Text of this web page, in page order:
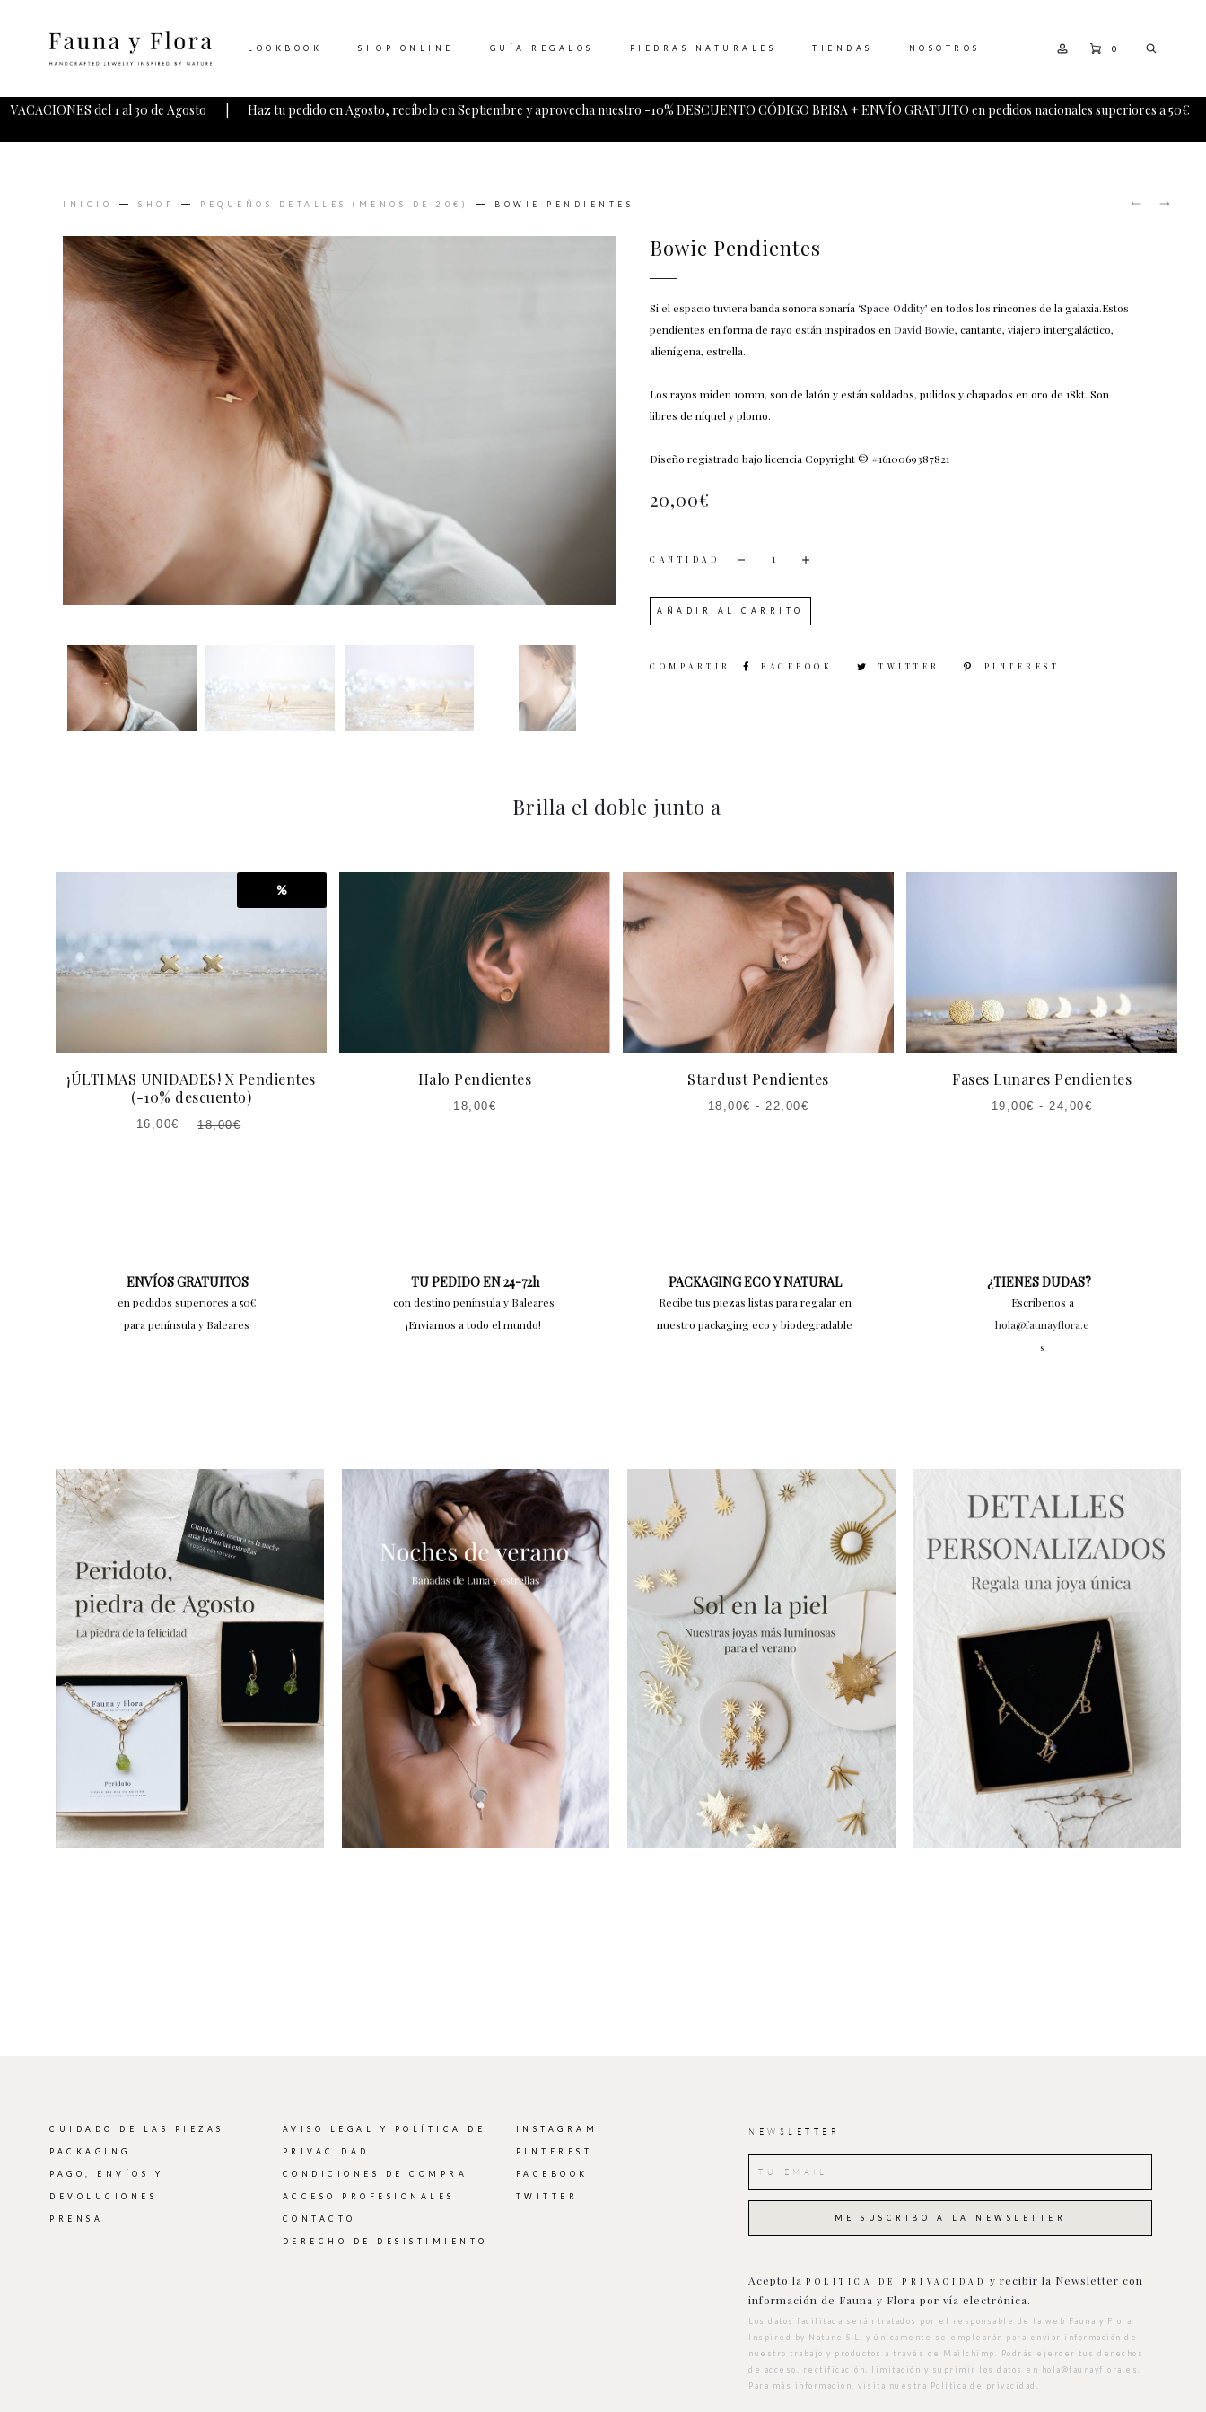
VACACIONES del 1 al 30 de Agosto | Haz tu pedido en Agosto, recíbelo en Septiembre y aprovecha nuestro -10% DESCUENTO CÓDIGO BRISA + ENVÍO GRATUITO en pedidos nacionales superiores a 50€
LOOKBOOK SHOP ONLINE GUÍA REGALOS PIEDRAS NATURALES TIENDAS NOSOTROS 0
INICIO SHOP PEQUEÑOS DETALLES (MENOS DE 20€) BOWIE PENDIENTES
Bowie Pendientes
Si el espacio tuviera banda sonora sonaría ‘Space Oddity’ en todos los rincones de la galaxia.Estos
pendientes en forma de rayo están inspirados en David Bowie, cantante, viajero intergaláctico,
alienígena, estrella.
Los rayos miden 10mm, son de latón y están soldados, pulidos y chapados en oro de 18kt. Son
libres de níquel y plomo.
Diseño registrado bajo licencia Copyright © #1610069387821
20,00€
AÑADIR AL CARRITO
SHARE
FACEBOOK TWITTER PINTEREST
Brilla el doble junto a
%
¡ÚLTIMAS UNIDADES! X Pendientes
(-10% descuento)
18,00€
EL
16,00€
Halo Pendientes
18,00€
Stardust Pendientes
18,00€ -22,00€
Fases Lunares Pendientes
19,00€ -24,00€
ENVÍOS GRATUITOS
en pedidos superiores a 50€
para península y Baleares
TU PEDIDO EN 24-72h
con destino península y Baleares
¡Enviamos a todo el mundo!
PACKAGING ECO Y NATURAL
Recibe tus piezas listas para regalar en
nuestro packaging eco y biodegradable
¿TIENES DUDAS?
Escríbenos a
hola@faunayflora.e
s
CUIDADO DE LAS PIEZAS
PACKAGING
PAGO, ENVÍOS Y
DEVOLUCIONES
PRENSA
AVISO LEGAL Y POLÍTICA DE
PRIVACIDAD
CONDICIONES DE COMPRA
ACCESO PROFESIONALES
CONTACTO
DERECHO DE DESISTIMIENTO
INSTAGRAM
PINTEREST
FACEBOOK
TWITTER
NEWSLETTER
Acepto laPOLÍTICA DE PRIVACIDAD
y recibir la Newsletter con
información de Fauna y Flora por vía electrónica.
Los datos facilitada serán tratados por el responsable de la web Fauna y Flora
Inspired by Nature S.L. y únicamente se emplearán para enviar información de
nuestro trabajo y productos a través de Mailchimp. Podrás ejercer tus derechos
de acceso, rectificación, limitación y suprimir los datos en
hola@faunayflora.es
Para más información, visita nuestra
Política de privacidad